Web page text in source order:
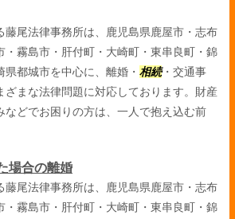
藤尾法律事務所は、鹿児島県鹿屋市・志布
・霧島市・肝付町・大崎町・東串良町・錦
都城市を中心に、離婚・ 相続・交通事
ざまな法律問題に対応しております。財産
などでお困りの方は、一人で抱え込む前
場合の離婚
藤尾法律事務所は、鹿児島県鹿屋市・志布
・霧島市・肝付町・大崎町・東串良町・錦